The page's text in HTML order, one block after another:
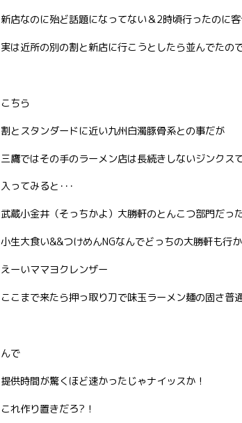
新店なのに殆ど話題になってない＆2時頃行ったのに
実は近所の別の割と新店に行こうとしたら並んでたの
こちら
割とスタンダードに近い九州白濁豚骨系との事だが
三鷹ではその手のラーメン店は長続きしないジンクス
入ってみると･･･
武蔵小金井（そっちかよ）大勝軒のとんこつ部門だっ
小生大食い&&つけめんNGなんでどっちの大勝軒も行
えーいママヨクレンザー
ここまで来たら押っ取り刀で味玉ラーメン麺の固さ普
んで
提供時間が驚くほど速かったじゃナイッスか！
これ作り置きだろ?！